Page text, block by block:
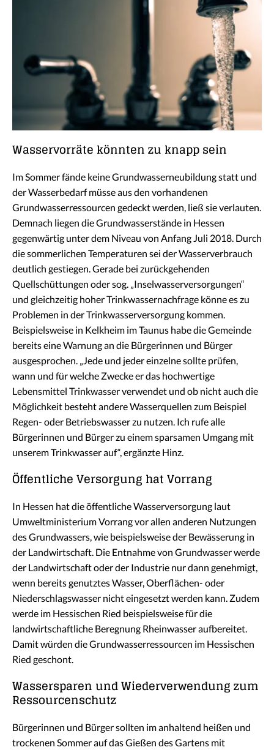
Wasservorräte könnten zu knapp sein
Im Sommer fände keine Grundwasserneubildung statt und
der Wasserbedarf müsse aus den vorhandenen
Grundwasserressourcen gedeckt werden, ließ sie verlauten.
Demnach liegen die Grundwasserstände in Hessen
gegenwärtig unter dem Niveau von Anfang Juli 2018. Durch
die sommerlichen Temperaturen sei der Wasserverbrauch
deutlich gestiegen. Gerade bei zurückgehenden
Quellschüttungen oder sog. „Inselwasserversorgungen“
und gleichzeitig hoher Trinkwassernachfrage könne es zu
Problemen in der Trinkwasserversorgung kommen.
Beispielsweise in Kelkheim im Taunus habe die Gemeinde
bereits eine Warnung an die Bürgerinnen und Bürger
ausgesprochen. „Jede und jeder einzelne sollte prüfen,
wann und für welche Zwecke er das hochwertige
Lebensmittel Trinkwasser verwendet und ob nicht auch die
Möglichkeit besteht andere Wasserquellen zum Beispiel
Regen- oder Betriebswasser zu nutzen. Ich rufe alle
Bürgerinnen und Bürger zu einem sparsamen Umgang mit
unserem Trinkwasser auf“, ergänzte Hinz.
ÖffentlicheVersorgung hatVorrang
In Hessen hat die öffentliche Wasserversorgung laut
Umweltministerium Vorrang vor allen anderen Nutzungen
des Grundwassers, wie beispielsweise der Bewässerung in
der Landwirtschaft. Die Entnahme von Grundwasser werde
der Landwirtschaft oder der Industrie nur dann genehmigt,
wenn bereits genutztes Wasser, Oberflächen- oder
Niederschlagswasser nicht eingesetzt werden kann. Zudem
werde im Hessischen Ried beispielsweise für die
landwirtschaftliche Beregnung Rheinwasser aufbereitet.
Damit würden die Grundwasserressourcen im Hessischen
Ried geschont.
Wassersparen undWiederverwendungzum
Ressourcenschutz
Bürgerinnen und Bürger sollten im anhaltend heißen und
trockenen Sommer auf das Gießen des Gartens mit